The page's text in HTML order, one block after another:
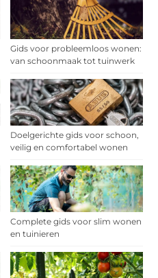
Gids voor probleemloos wonen:
van schoonmaak tot tuinwerk
Doelgerichte gids voor schoon,
veilig en comfortabel wonen
Complete gids voor slim wonen
en tuinieren